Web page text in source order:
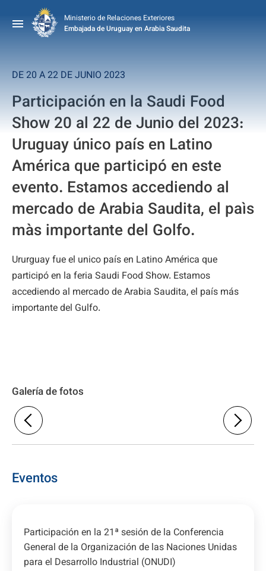
Ministerio de Relaciones Exteriores
Embajada de Uruguay en Arabia Saudita
DE 20 A 22 DE JUNIO 2023
Participación en la Saudi Food
Show 20 al 22 de Junio del 2023:
Uruguay único país en Latino
América que participó en este
evento. Estamos accediendo al
mercado de Arabia Saudita, el paìs
màs importante del Golfo.
Ururguay fue el unico país en Latino América que
participó en la feria Saudi Food Show. Estamos
accediendo al mercado de Arabia Saudita, el país más
importante del Gulfo.
Galería de fotos
Eventos
Participación en la 21ª sesión de la Conferencia
General de la Organización de las Naciones Unidas
para el Desarrollo Industrial (ONUDI)